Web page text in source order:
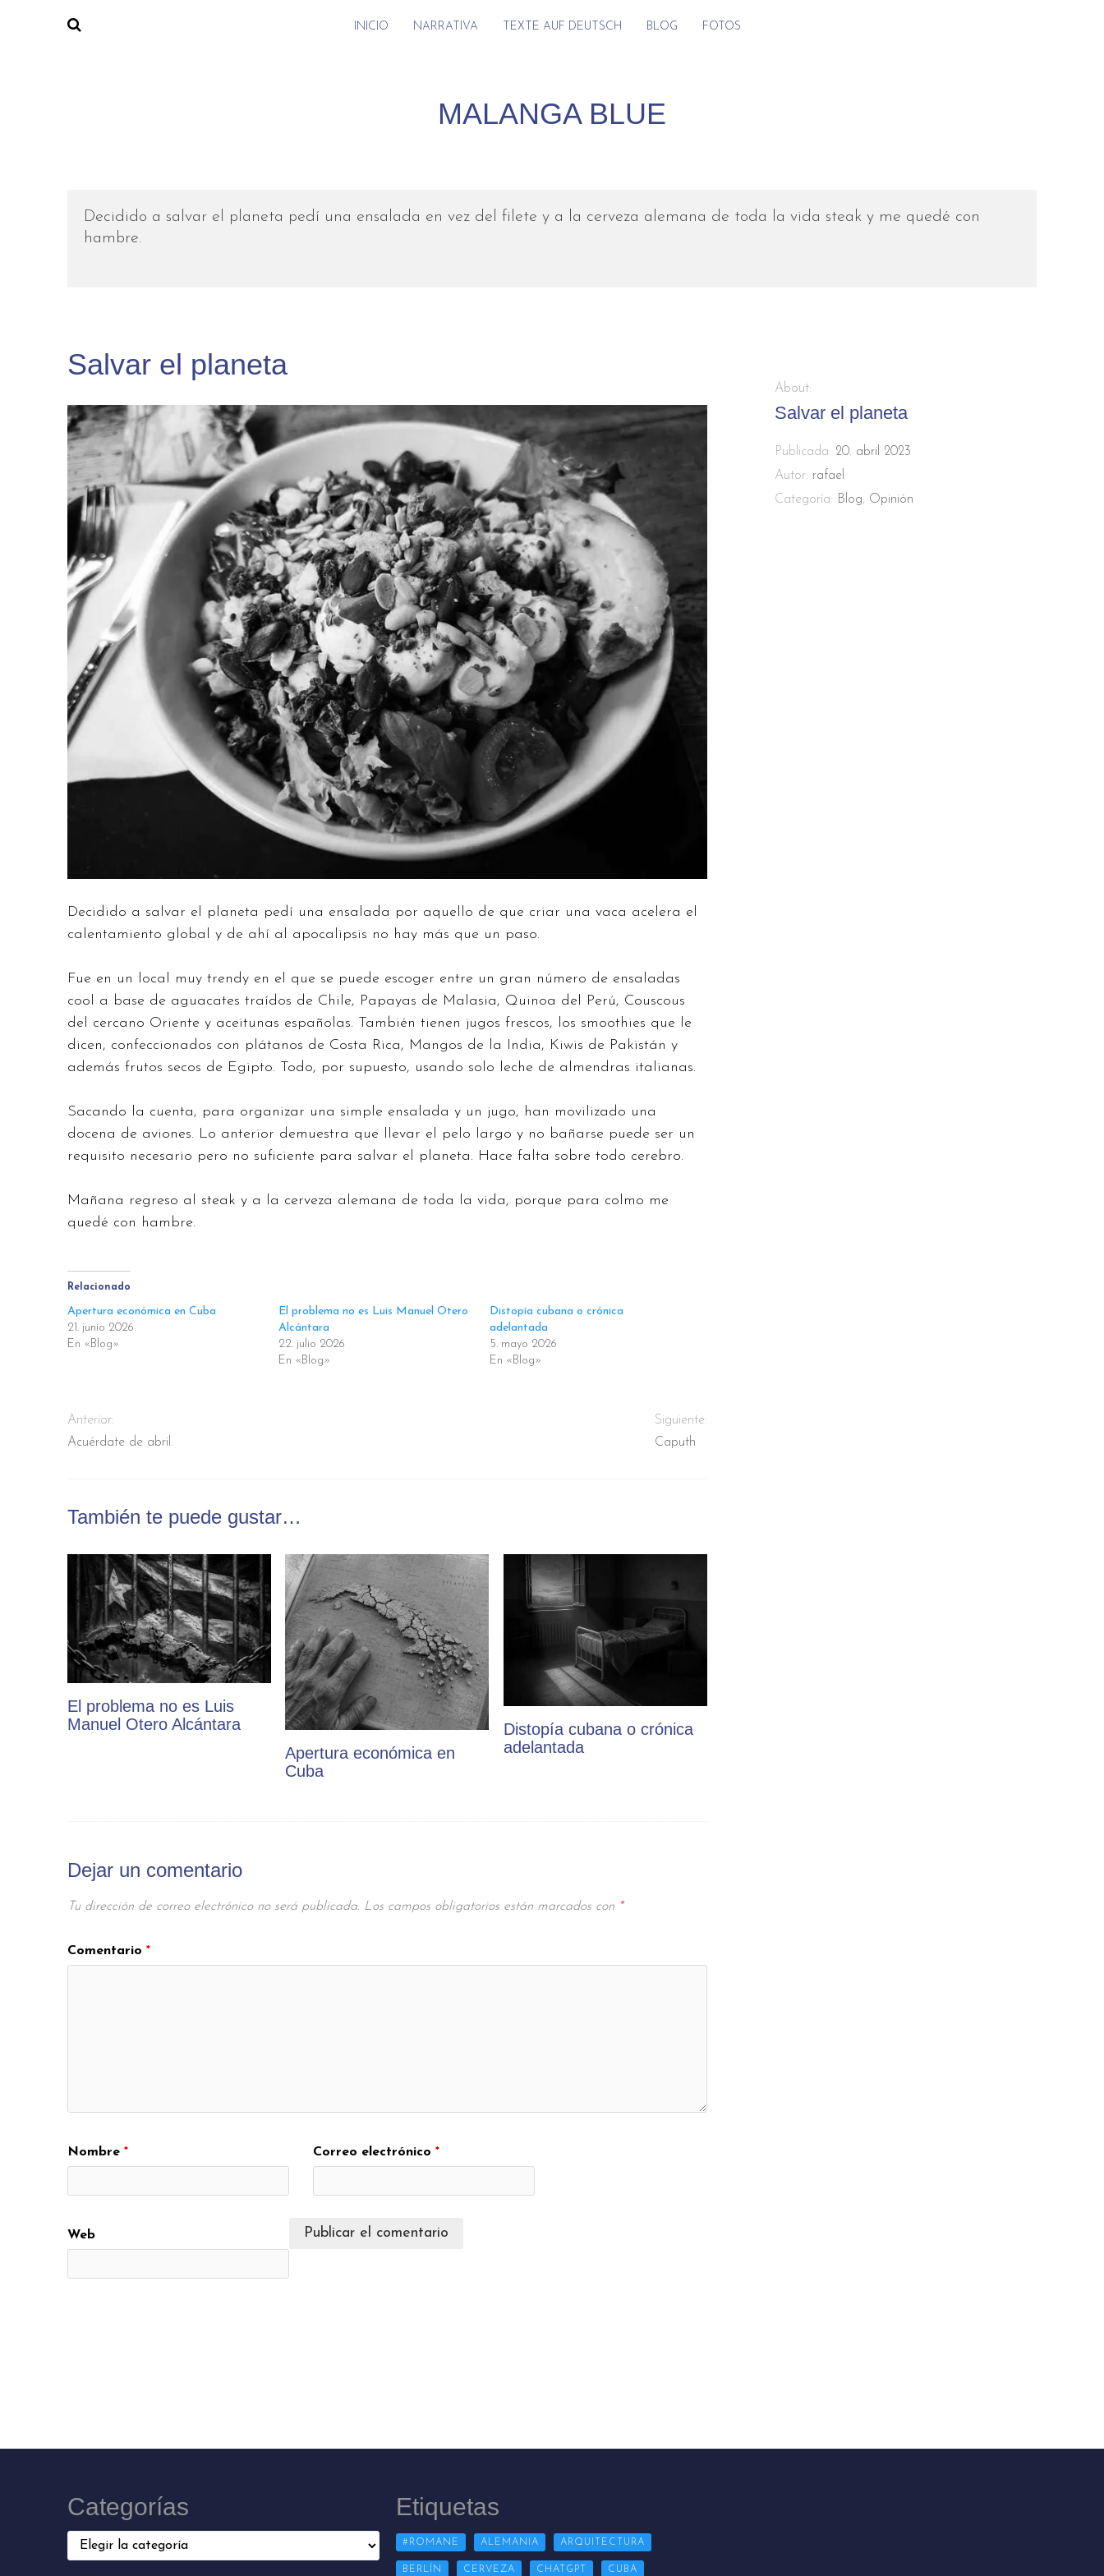
INICIO NARRATIVA TEXTE AUF DEUTSCH BLOG FOTOS
MALANGA BLUE
Decidido a salvar el planeta pedí una ensalada en vez del filete y a la cerveza alemana de toda la vida steak y me quedé con
hambre.
Salvar el planeta
Decidido a salvar el planeta pedí una ensalada por aquello de que criar una vaca acelera el
calentamiento global y de ahí al apocalipsis no hay más que un paso.
Fue en un local muy trendy en el que se puede escoger entre un gran número de ensaladas
cool a base de aguacates traídos de Chile, Papayas de Malasia, Quinoa del Perú, Couscous
del cercano Oriente y aceitunas españolas. También tienen jugos frescos, los smoothies que le
dicen, confeccionados con plátanos de Costa Rica, Mangos de la India, Kiwis de Pakistán y
además frutos secos de Egipto. Todo, por supuesto, usando solo leche de almendras italianas.
Sacando la cuenta, para organizar una simple ensalada y un jugo, han movilizado una
docena de aviones. Lo anterior demuestra que llevar el pelo largo y no bañarse puede ser un
requisito necesario pero no suficiente para salvar el planeta. Hace falta sobre todo cerebro.
Mañana regreso al steak y a la cerveza alemana de toda la vida, porque para colmo me
quedé con hambre.
Relacionado
Apertura económica en Cuba
21. junio 2026
En «Blog»
El problema no es Luis Manuel Otero
Alcántara
22. julio 2026
En «Blog»
Distopía cubana o crónica
adelantada
5. mayo 2026
En «Blog»
Anterior:
Acuérdate de abril.
Siguiente:
Caputh
También te puede gustar…
El problema no es Luis
Manuel Otero Alcántara
Apertura económica en
Cuba
Distopía cubana o crónica
adelantada
Dejar un comentario
Tu dirección de correo electrónico no será publicada. Los campos obligatorios están marcados con *
Comentario *
Nombre * Correo electrónico *
Web
About:
Salvar el planeta
Publicada: 20. abril 2023
Autor: rafael
Categoría: Blog, Opinión
Categorías
Categorías
Etiquetas
#ROMANE ALEMANIA ARQUITECTURA
BERLÍN CERVEZA CHATGPT CUBA